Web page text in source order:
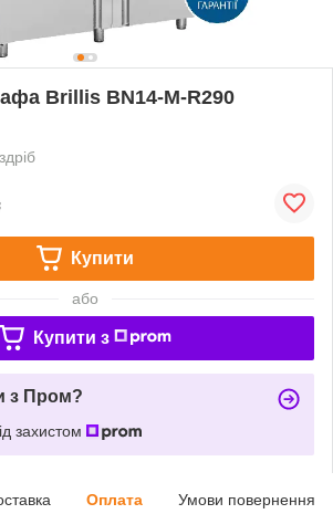
Brillis BN14-M-R290
Купити
або
Купити з
з Пром?
захистом
Оплата Умови повернення